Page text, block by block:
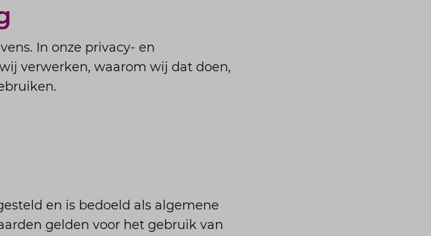
In onze privacy- en
verwerken, waarom wij dat doen,
en is bedoeld als algemene
gelden voor het gebruik van